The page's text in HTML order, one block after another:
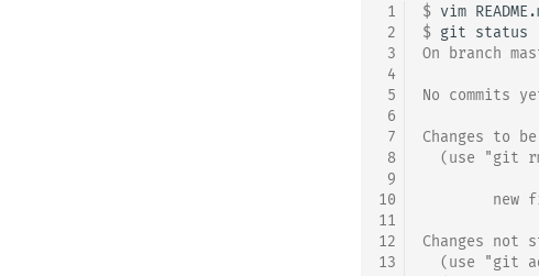
1
2
3
4
5
6
7
8
9
10
11
12
13
$ vim
$ git
On branch
No commits
Changes to
(use "git
new
Changes not
(use "git